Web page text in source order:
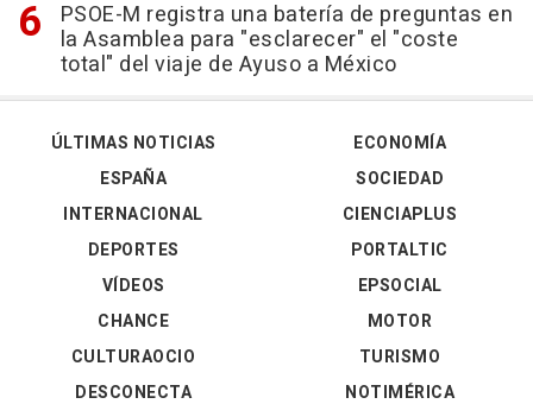
PSOE-M registra una batería de preguntas en
la Asamblea para "esclarecer" el "coste
total" del viaje de Ayuso a México
ÚLTIMAS NOTICIAS
ESPAÑA
INTERNACIONAL
DEPORTES
VÍDEOS
ECONOMÍA
SOCIEDAD
CIENCIAPLUS
PORTALTIC
EPSOCIAL
CHANCE
CULTURAOCIO
DESCONECTA
MOTOR
TURISMO
NOTIMÉRICA